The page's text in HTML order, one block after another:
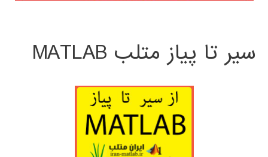
سیر تا پیاز متلب MATLAB